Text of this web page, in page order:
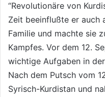
“Revolutionäre von
Zeit beeinflußte er auch
Familie und machte sie
Kampfes. Vor dem 12.
wichtige Aufgaben in
Nach dem Putsch vom
Syrisch-Kurdistan und